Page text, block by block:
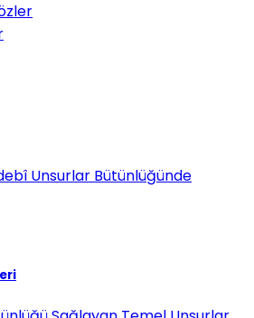
Unsurlar Bütünlüğünde